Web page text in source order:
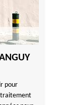
pour
traitement